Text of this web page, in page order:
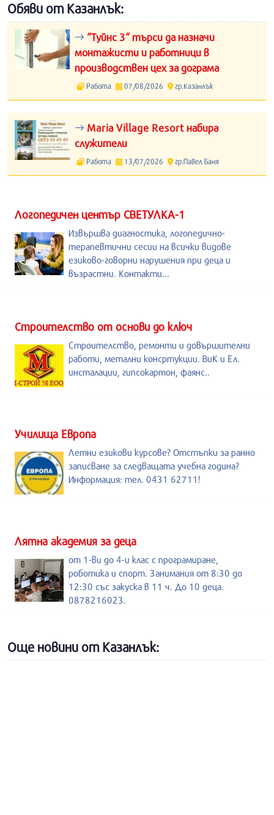
Обяви от Казанлък:
“Туйнс 3“ търси да назначи
монтажисти и работници в
производствен цех за дограма
Работа 07/08/2026 гр.Казанлък
Maria Village Resort набира
служители
Работа 13/07/2026 гр.Павел Баня
Логопедичен център СВЕТУЛКА-1
Извършва диагностика, логопедично-
терапевтични сесии на всички видове
езиково-говорни нарушения при деца и
възрастни. Контакти...
Строителство от основи до ключ
Строителство, ремонти и довършителни
работи, метални консртукции. ВиК и Ел.
инсталации, гипсокартон, фаянс..
Училища Европа
Летни езикови курсове? Отстъпки за ранно
записване за следващата учебна година?
Информация: тел. 0431 62711!
Лятна академия за деца
от 1-ви до 4-и клас с програмиране,
роботика и спорт. Занимания от 8:30 до
12:30 със закуска в 11 ч. До 10 деца.
0878216023.
Още новини от Казанлък: